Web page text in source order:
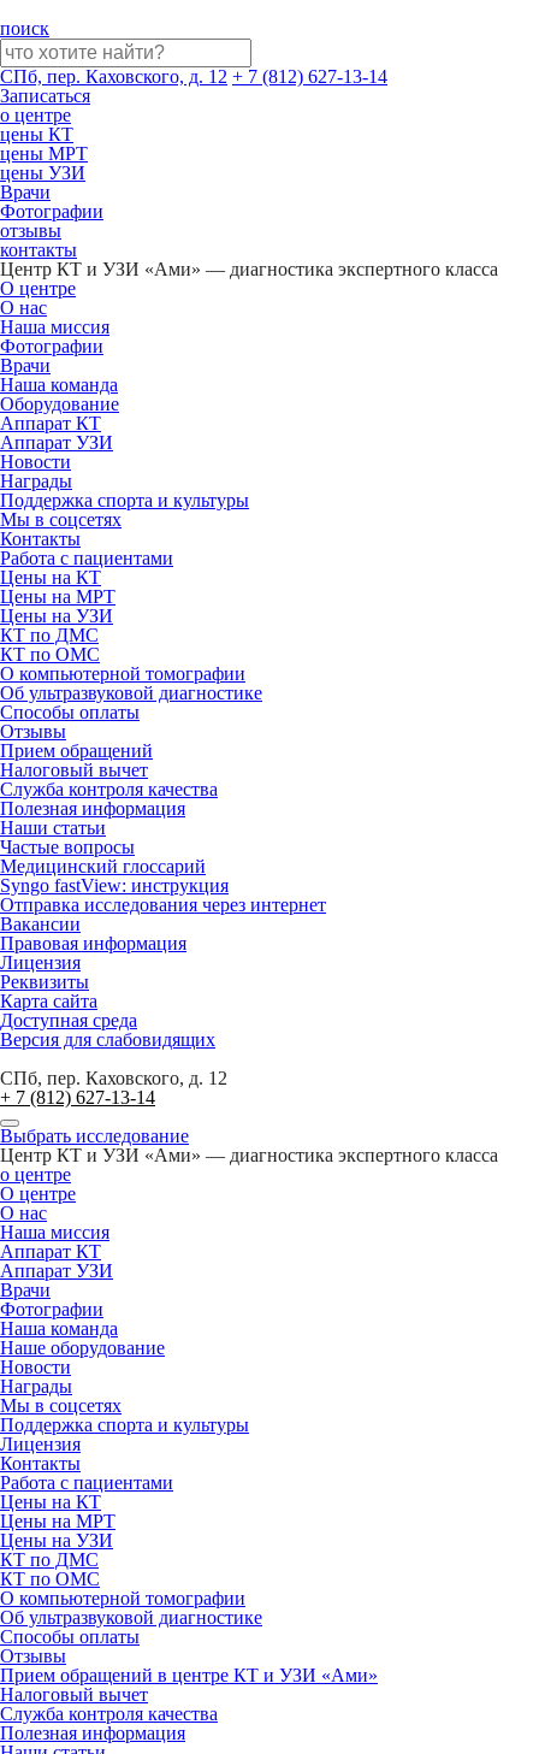
поиск
СПб, пер. Каховского, д. 12 + 7 (812) 627-13-14
Записаться
о центре
цены КТ
цены МРТ
цены УЗИ
Врачи
Фотографии
отзывы
контакты
Центр КТ и УЗИ «Ами» — диагностика экспертного класса
О центре
О нас
Наша миссия
Фотографии
Врачи
Наша команда
Оборудование
Аппарат КТ
Аппарат УЗИ
Новости
Награды
Поддержка спорта и культуры
Мы в соцсетях
Контакты
Работа с пациентами
Цены на КТ
Цены на МРТ
Цены на УЗИ
КТ по ДМС
КТ по ОМС
О компьютерной томографии
Об ультразвуковой диагностике
Способы оплаты
Отзывы
Прием обращений
Налоговый вычет
Служба контроля качества
Полезная информация
Наши статьи
Частые вопросы
Медицинский глоссарий
Syngo fastView: инструкция
Отправка исследования через интернет
Вакансии
Правовая информация
Лицензия
Реквизиты
Карта сайта
Доступная среда
Версия для слабовидящих
СПб, пер. Каховского, д. 12
+ 7 (812) 627-13-14
Выбрать исследование
Центр КТ и УЗИ «Ами» — диагностика экспертного класса
о центре
О центре
О нас
Наша миссия
Аппарат КТ
Аппарат УЗИ
Врачи
Фотографии
Наша команда
Наше оборудование
Новости
Награды
Мы в соцсетях
Поддержка спорта и культуры
Лицензия
Контакты
Работа с пациентами
Цены на КТ
Цены на МРТ
Цены на УЗИ
КТ по ДМС
КТ по ОМС
О компьютерной томографии
Об ультразвуковой диагностике
Способы оплаты
Отзывы
Прием обращений в центре КТ и УЗИ «Ами»
Налоговый вычет
Служба контроля качества
Полезная информация